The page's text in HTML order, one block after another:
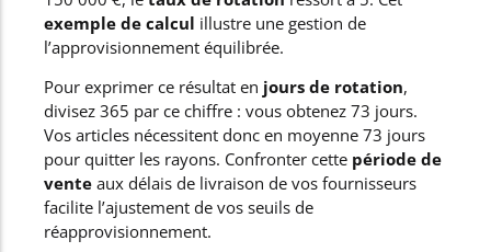
exemple de calcul illustre une gestion de
l’approvisionnement équilibrée.
Pour exprimer ce résultat en jours de rotation,
divisez 365 par ce chiffre : vous obtenez 73 jours.
Vos articles nécessitent donc en moyenne 73 jours
pour quitter les rayons. Confronter cette période de
vente aux délais de livraison de vos fournisseurs
facilite l’ajustement de vos seuils de
réapprovisionnement.